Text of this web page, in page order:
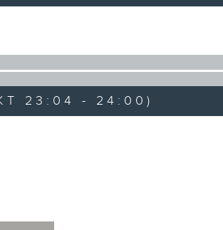
23:04 - 24:00)